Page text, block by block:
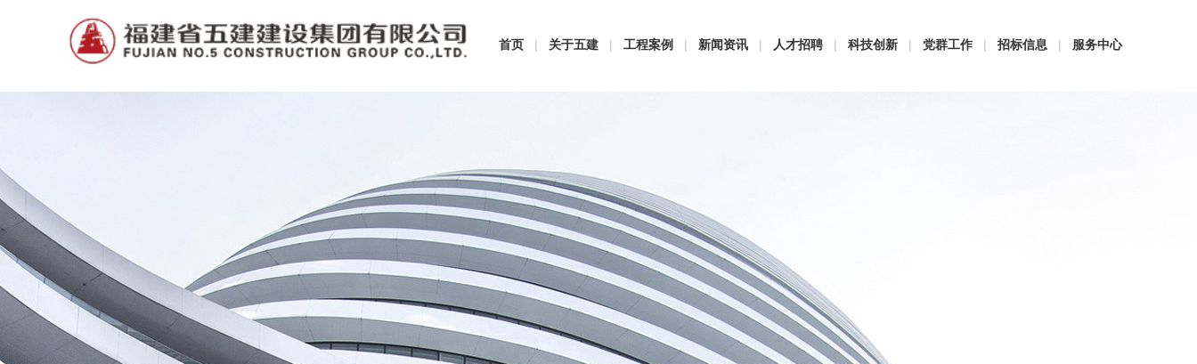
首页 | 关于五建 | 工程案例 | 新闻资讯 | 人才招聘 | 科技创新 | 党群工作 | 招标信息 | 服务中心